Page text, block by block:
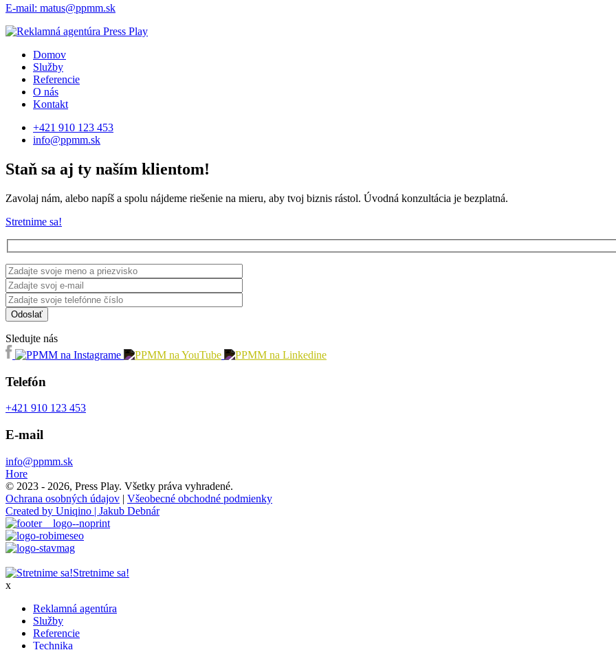
E-mail: matus@ppmm.sk
Domov
Služby
Referencie
O nás
Kontakt
+421 910 123 453
info@ppmm.sk
Staň sa aj ty naším klientom!
Zavolaj nám, alebo napíš a spolu nájdeme riešenie na mieru, aby tvoj biznis rástol. Úvodná konzultácia je bezplatná.
Stretnime sa!
Sledujte nás
Telefón
+421 910 123 453
E-mail
info@ppmm.sk
Hore
© 2023 - 2026, Press Play. Všetky práva vyhradené.
Ochrana osobných údajov | Všeobecné obchodné podmienky
Created by Uniqino | Jakub Debnár
Stretnime sa!
x
Reklamná agentúra
Služby
Referencie
Technika